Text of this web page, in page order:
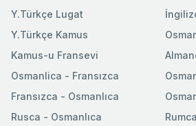
Y.Türkçe Lugat
Y.Türkçe Kamus
Kamus-u Fransevi
Osmanlica - Fransızca
Fransızca - Osmanlıca
Rusca - Osmanlıca